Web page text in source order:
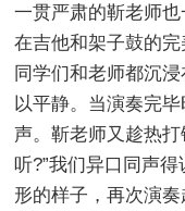
一贯严肃的靳老师
在吉他和架子鼓的
同学们和老师都沉
以平静。当演奏完
声。靳老师又趁热
听?”我们异口同声
形的样子，再次演